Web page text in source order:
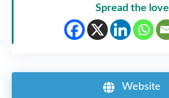
Spread the love
Website